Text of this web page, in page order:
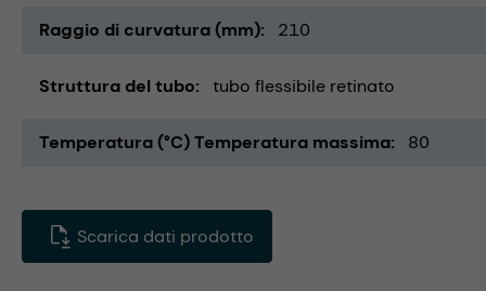
Raggio di curvatura (mm) 210
Struttura del tubo tubo flessibile retinato
Temperatura (°C) Temperatura massima 80
Scarica dati prodotto